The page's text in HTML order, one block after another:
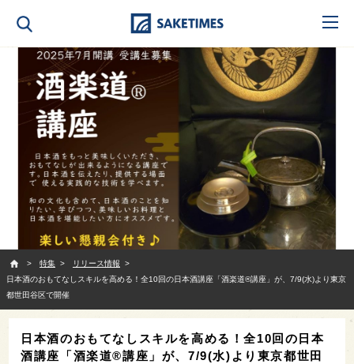
特集
リリース情報
日本酒のおもてなしスキルを高める！全10回の日本酒講座「酒楽道®講座」が、7/9(水)より東京
都世田谷区で開催
日本酒のおもてなしスキルを高める！全10回の日本
酒講座「酒楽道®講座」が、7/9(水)より東京都世田